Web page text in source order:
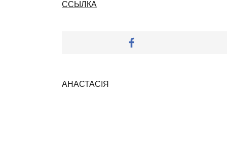
ССЫЛКА
АНАСТАСІЯ